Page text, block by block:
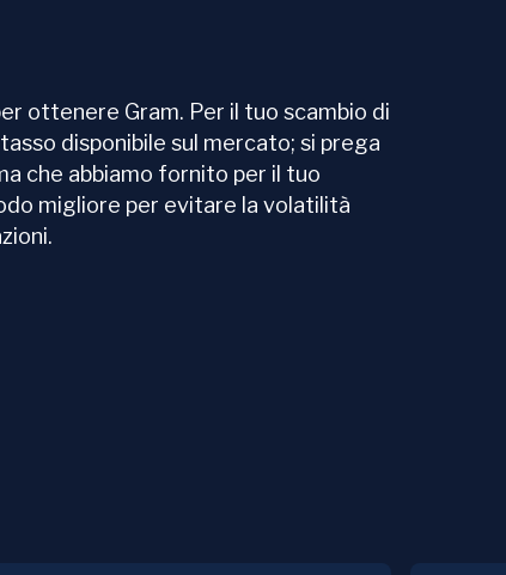
ottenere Gram. Per il tuo scambio di
disponibile sul mercato; si prega
che abbiamo fornito per il tuo
migliore per evitare la volatilità